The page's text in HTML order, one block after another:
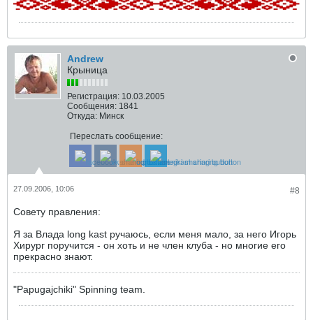
Andrew
Крыница
Регистрация: 10.03.2005
Сообщения: 1841
Откуда: Минск
Переслать сообщение:
#8
27.09.2006, 10:06
Совету правления:
Я за Влада long kast ручаюсь, если меня мало, за него Игорь
Хирург поручится - он хоть и не член клуба - но многие его
прекрасно знают.
"Papugajchiki" Spinning team.